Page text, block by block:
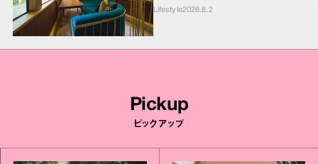
Lifestyle2026.8.2
Pickup
ピックアップ